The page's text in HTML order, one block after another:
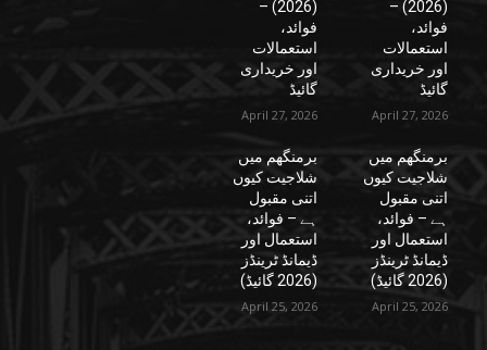
(2026) –
فوائد،
استعمالات
اور خریداری
گائیڈ
April 27, 2026
برمنگھم میں
شلاجیت کیوں
اتنی مقبول
ہے – فوائد،
استعمال اور
ڈیمانڈ ٹرینڈز
(2026 گائیڈ)
April 25, 2026
(2026) –
فوائد،
استعمالات
اور خریداری
گائیڈ
April 27, 2026
برمنگھم میں
شلاجیت کیوں
اتنی مقبول
ہے – فوائد،
استعمال اور
ڈیمانڈ ٹرینڈز
(2026 گائیڈ)
April 25, 2026